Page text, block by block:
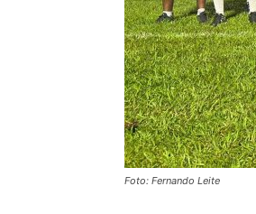
Foto: Fernando Leite